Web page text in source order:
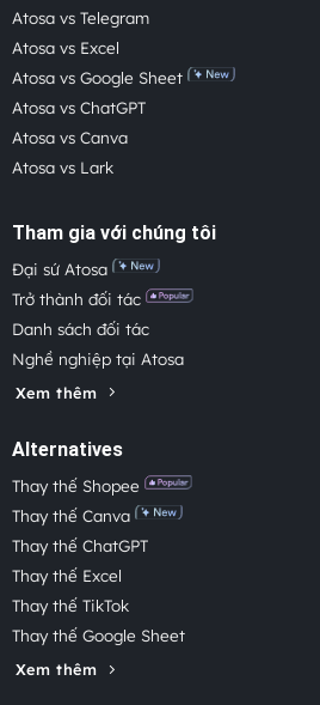
Atosa vs Telegram
Atosa vs Excel
Atosa vs Google Sheet
Atosa vs ChatGPT
Atosa vs Canva
Atosa vs Lark
Tham gia với chúng tôi
Đại sứ Atosa
Trở thành đối tác
Danh sách đối tác
Nghề nghiệp tại Atosa
Xem thêm
Alternatives
Thay thế Shopee
Thay thế Canva
Thay thế ChatGPT
Thay thế Excel
Thay thế TikTok
Thay thế Google Sheet
Xem thêm